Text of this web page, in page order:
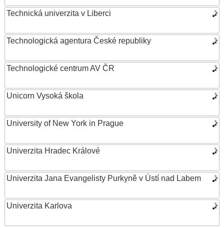
Technická univerzita v Liberci
Technologická agentura České republiky
Technologické centrum AV ČR
Unicorn Vysoká škola
University of New York in Prague
Univerzita Hradec Králové
Univerzita Jana Evangelisty Purkyně v Ústí nad Labem
Univerzita Karlova